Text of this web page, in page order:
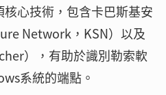
心技術，包含卡巴斯基安
Network，KSN）以及
），有助於識別勒索軟
系統的端點。